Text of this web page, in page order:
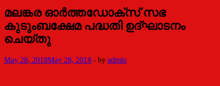
മലങ്കര ഓര്‍ത്തഡോക്സ് സഭ
കുടുംബക്ഷേമ പദ്ധതി ഉദ്ഘാടനം
ചെയ്തു
May 28, 2018May 28, 2018 - by admin